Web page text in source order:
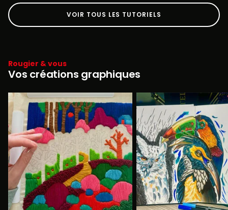
VOIR TOUS LES TUTORIELS
Rougier & vous
Vos créations graphiques